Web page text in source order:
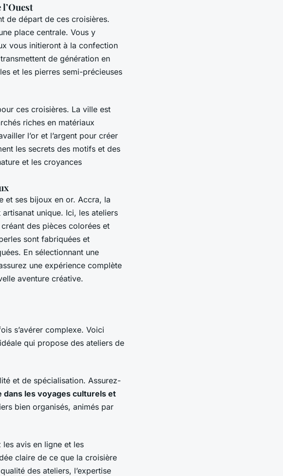
de départ de ces croisières.
place centrale. Vous y
vous initieront à la confection
de génération en
et les pierres semi-précieuses
ces croisières. La ville est
riches en matériaux
l’or et l’argent pour créer
les secrets des motifs et des
et les croyances
et ses bijoux en or. Accra, la
unique. Ici, les ateliers
des pièces colorées et
sont fabriquées et
En sélectionnant une
une expérience complète
aventure créative.
s’avérer complexe. Voici
qui propose des ateliers de
et de spécialisation. Assurez-
dans les voyages culturels et
bien organisés, animés par
les avis en ligne et les
claire de ce que la croisière
des ateliers, l’expertise